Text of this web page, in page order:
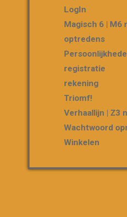
LogIn
Magisch 6 | M6
optredens
registratie
rekening
Triomf!
Verhaallijn | Z3
Wachtwoord
Winkelen